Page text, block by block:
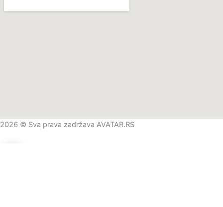
2026 © Sva prava zadržava AVATAR.RS